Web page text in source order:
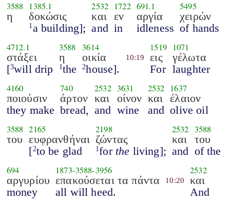
3588
η
1385.1
δοκώσις
1 a building];
2532
και
and
1722
εν
in
691.1
αργία
idleness
5495
χειρών
of hands
4712.1
στάξει
[3will drip
3588
η
1 the
3614
οικία
2house].
10:19
1519
εις
For
1071
γέλωτα
laughter
4160
ποιούσιν
they make
740
άρτον
bread,
2532
και
and
3631
οίνον
wine
2532
και
and
1637
έλαιον
olive oil
3588
του
2165
ευφρανθήναι
[2to be glad
2198
ζώντας
1for the living];
2532
και
and
3588
του
of the
694
αργυρίου
money
1873-3588-3956
επακούσεται τα πάντα
all will heed.
10:20
2532
και
And